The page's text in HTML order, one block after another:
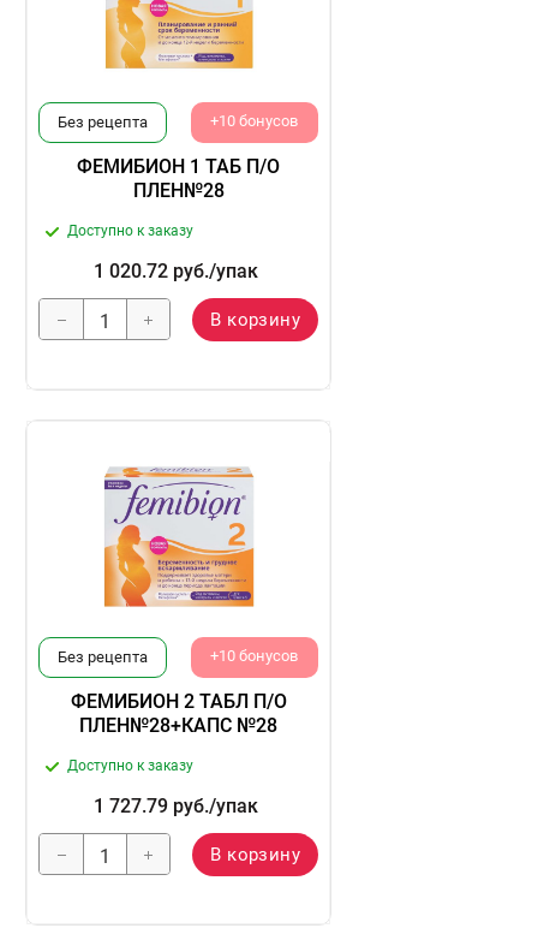
Без рецепта +10 бонусов
ФЕМИБИОН 1 ТАБ П/О
ПЛЕН№28
Доступно к заказу
1 020.72 руб./упак
В корзину
Без рецепта +10 бонусов
ФЕМИБИОН 2 ТАБЛ П/О
ПЛЕН№28+КАПС №28
Доступно к заказу
1 727.79 руб./упак
В корзину